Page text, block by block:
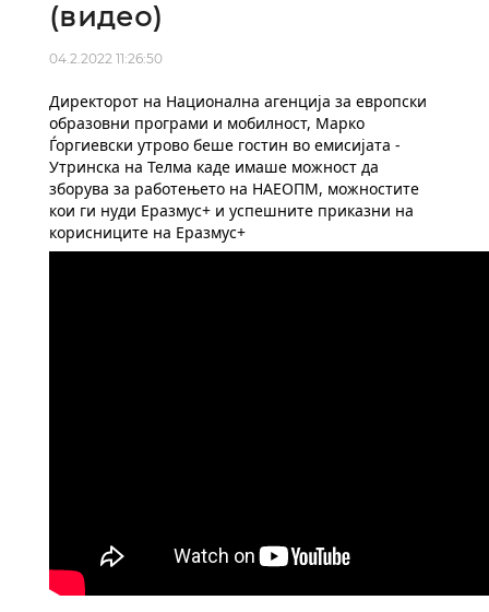
(видео)
04.2.2022 11:26:50
Директорот на Национална агенција за европски
образовни програми и мобилност, Марко
Ѓоргиевски утрово беше гостин во емисијата -
Утринска на Телма каде имаше можност да
зборува за работењето на НАЕОПМ, можностите
кои ги нуди Еразмус+ и успешните приказни на
корисниците на Еразмус+